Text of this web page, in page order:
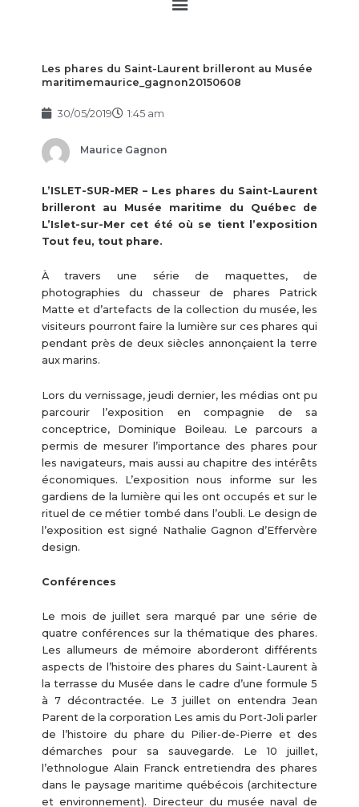
Les phares du Saint-Laurent brilleront au Musée
maritimemaurice_gagnon20150608
30/05/2019 1:45 am
Maurice Gagnon
L’ISLET-SUR-MER – Les phares du Saint-Laurent
brilleront au Musée maritime du Québec de
L’Islet-sur-Mer cet été où se tient l’exposition
Tout feu, tout phare.
À travers une série de maquettes, de
photographies du chasseur de phares Patrick
Matte et d’artefacts de la collection du musée, les
visiteurs pourront faire la lumière sur ces phares qui
pendant près de deux siècles annonçaient la terre
aux marins.
Lors du vernissage, jeudi dernier, les médias ont pu
parcourir l’exposition en compagnie de sa
conceptrice, Dominique Boileau. Le parcours a
permis de mesurer l’importance des phares pour
les navigateurs, mais aussi au chapitre des intérêts
économiques. L’exposition nous informe sur les
gardiens de la lumière qui les ont occupés et sur le
rituel de ce métier tombé dans l’oubli. Le design de
l’exposition est signé Nathalie Gagnon d’Effervère
design.
Conférences
Le mois de juillet sera marqué par une série de
quatre conférences sur la thématique des phares.
Les allumeurs de mémoire aborderont différents
aspects de l’histoire des phares du Saint-Laurent à
la terrasse du Musée dans le cadre d’une formule 5
à 7 décontractée. Le 3 juillet on entendra Jean
Parent de la corporation Les amis du Port-Joli parler
de l’histoire du phare du Pilier-de-Pierre et des
démarches pour sa sauvegarde. Le 10 juillet,
l’ethnologue Alain Franck entretiendra des phares
dans le paysage maritime québécois (architecture
et environnement). Directeur du musée naval de